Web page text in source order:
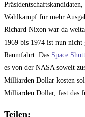
Wahlkampf für mehr
Richard Nixon war da
1969 bis 1974 ist nun nicht
Raumfahrt. Das Space
es von der NASA soweit
Milliarden Dollar kosten
Milliarden Dollar, fast das
Teilen: